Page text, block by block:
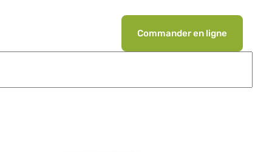
Commander en ligne